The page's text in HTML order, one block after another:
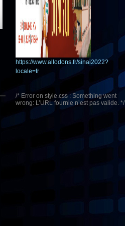
https://www.allodons.fr/sinai2022?
locale=fr
/* Error on style.css : Something went
wrong: L’URL fournie n’est pas valide. */